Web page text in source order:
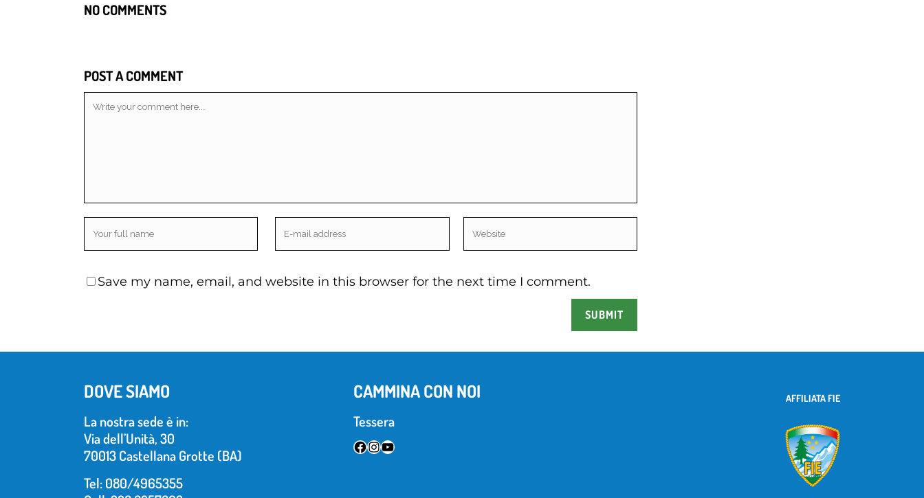
NO COMMENTS
POST A COMMENT
Save my name, email, and website in this browser for the next time I comment.
DOVE SIAMO
La nostra sede è in:
Via dell’Unità, 30
70013 Castellana Grotte (BA)
Tel: 080/4965355
CAMMINA CON NOI
Tessera
AFFILIATA FIE